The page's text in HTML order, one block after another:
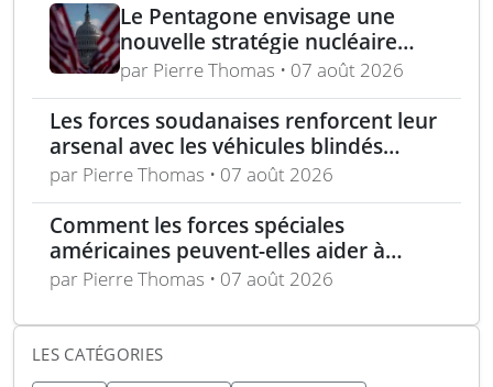
Le Pentagone envisage une
nouvelle stratégie nucléaire
pour dissuader les conflits
régionaux
par Pierre Thomas • 07 août 2026
Les forces soudanaises renforcent leur
arsenal avec les véhicules blindés
Mohafiz pakistanais
par Pierre Thomas • 07 août 2026
Comment les forces spéciales
américaines peuvent-elles aider à
repousser la Chine à Taïwan ?
par Pierre Thomas • 07 août 2026
LES CATÉGORIES